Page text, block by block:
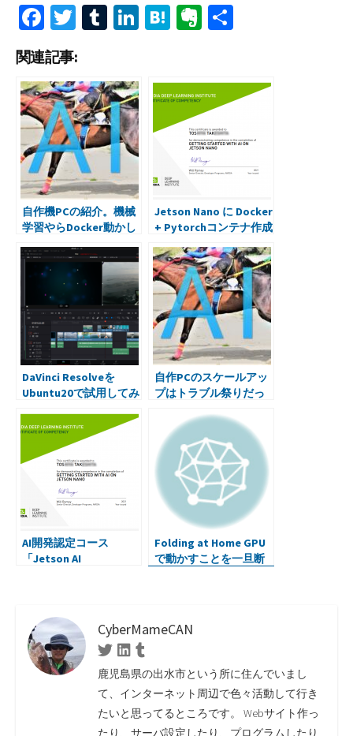
Fa
ce
b
o
o
k
T
tt
er
T
bl
r
Li
dI
H
n
a
Ev
ot
e
関連記事:
自作機PCの紹介。機械
学習やらDocker動かし
Jetson Nano に Docker
+ Pytorchコンテナ作成
DaVinci Resolveを
Ubuntu20で試用してみ
自作PCのスケールアッ
プはトラブル祭りだっ
AI開発認定コース
「Jetson AI
Folding at Home GPU
で動かすことを一旦断
CyberMameCAN
TwitterLinkedin
鹿児島県の出水市という所に住んでいまし
て、インターネット周辺で色々活動して行き
たいと思ってるところです。 Webサイト作っ
たり、サーバ設定したり、プログラムしたり